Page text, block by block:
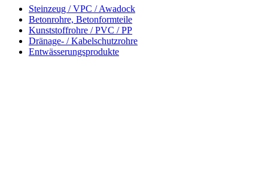
Steinzeug / VPC / Awadock
Betonrohre, Betonformteile
Kunststoffrohre / PVC / PP
Dränage- / Kabelschutzrohre
Entwässerungsprodukte